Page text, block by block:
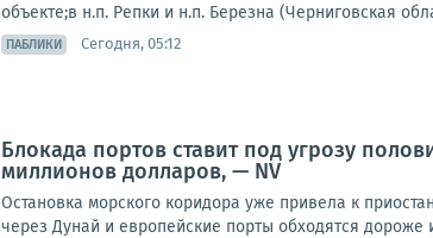
объекте;в н.п. Репки и н.п. Березна (Черниговская
ПАБЛИКИ Сегодня, 05:12
Блокада портов ставит под угрозу
миллионов долларов, — NV
Остановка морского коридора уже привела к
через Дунай и европейские порты обходятся